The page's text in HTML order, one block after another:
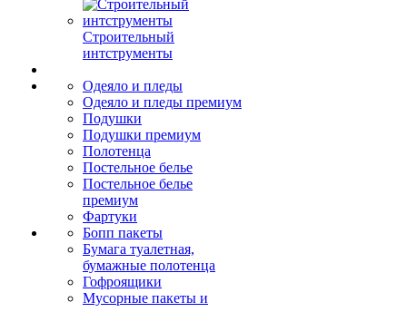
Строительный
интструменты
Одеяло и пледы
Одеяло и пледы премиум
Подушки
Подушки премиум
Полотенца
Постельное белье
Постельное белье
премиум
Фартуки
Бопп пакеты
Бумага туалетная,
бумажные полотенца
Гофроящики
Мусорные пакеты и